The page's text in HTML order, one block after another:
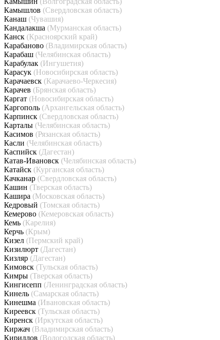
Камышлов (Свердловская область)
Канаш (Чувашия)
Кандалакша (Мурманская область)
Канск (Красноярский край)
Карабаново (Владимирская область)
Карабаш (Челябинская область)
Карабулак (Ингушетия)
Карасук (Новосибирская область)
Карачаевск (Карачаево-Черкесия)
Карачев (Брянская область)
Каргат (Новосибирская область)
Каргополь (Архангельская область)
Карпинск (Свердловская область)
Карталы (Челябинская область)
Касимов (Рязанская область)
Касли (Челябинская область)
Каспийск (Дагестан)
Катав-Ивановск (Челябинская область)
Катайск (Курганская область)
Качканар (Свердловская область)
Кашин (Тверская область)
Кашира (Московская область)
Кедровый (Томская область)
Кемерово (Кемеровская область)
Кемь (Карелия)
Керчь (Крым)
Кизел (Пермский край)
Кизилюрт (Дагестан)
Кизляр (Дагестан)
Кимовск (Тульская область)
Кимры (Тверская область)
Кингисепп (Ленинградская область)
Кинель (Самарская область)
Кинешма (Ивановская область)
Киреевск (Тульская область)
Киренск (Иркутская область)
Киржач (Владимирская область)
Кириллов (Вологодская область)